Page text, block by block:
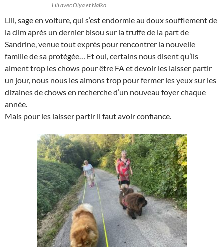
Lili avec Olya et Naïko
Lili, sage en voiture, qui s’est endormie au doux soufflement de
la clim après un dernier bisou sur la truffe de la part de
Sandrine, venue tout exprès pour rencontrer la nouvelle
famille de sa protégée… Et oui, certains nous disent qu’ils
aiment trop les chows pour être FA et devoir les laisser partir
un jour, nous nous les aimons trop pour fermer les yeux sur les
dizaines de chows en recherche d’un nouveau foyer chaque
année.
Mais pour les laisser partir il faut avoir confiance.